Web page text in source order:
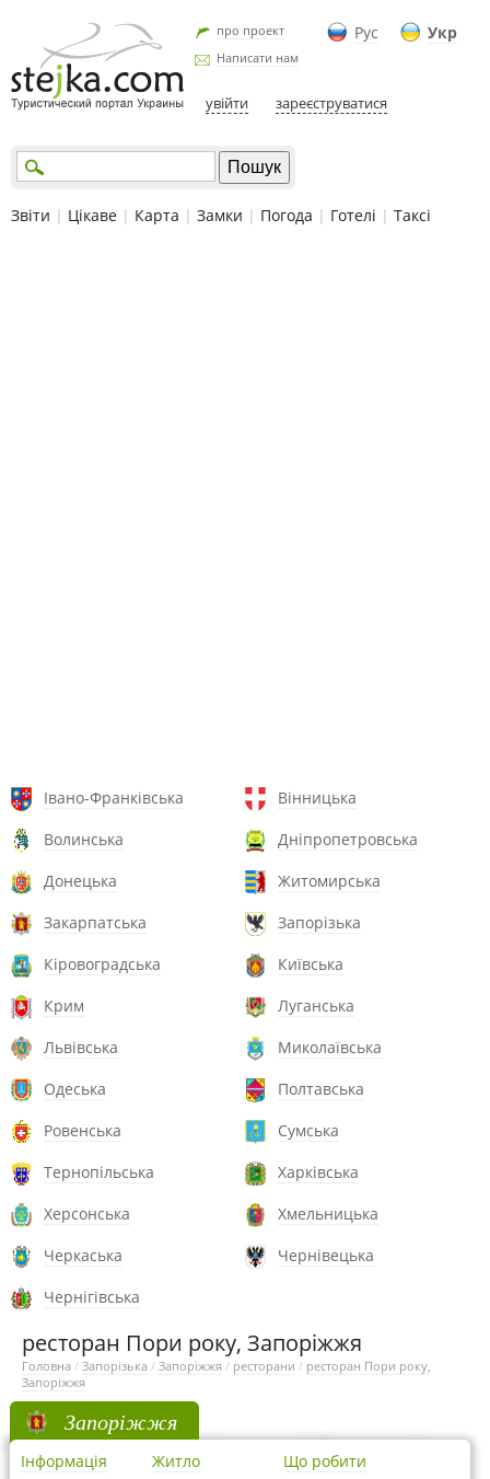
Рус Укр
про проект
Написати нам
увійти зареєструватися
Звіти | Цікаве | Карта | Замки | Погода | Готелі | Таксі
Івано-Франківська
Вінницька
Волинська
Дніпропетровська
Донецька
Житомирська
Закарпатська
Запорізька
Кіровоградська
Київська
Крим
Луганська
Львівська
Миколаївська
Одеська
Полтавська
Ровенська
Сумська
Тернопільська
Харківська
Херсонська
Хмельницька
Черкаська
Чернівецька
Чернігівська
ресторан Пори року, Запоріжжя
Головна / Запорізька / Запоріжжя / ресторани / ресторан Пори року,
Запоріжжя
Запоріжжя
Інформація Житло Що робити